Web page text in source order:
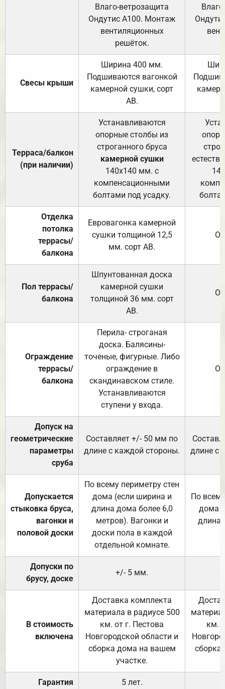
Влаго-ветрозащита
Ондутис А100. Монтаж
вентиляционных
решёток.
Свесы крыши
Ширина 400 мм.
Подшиваются вагонкой
камерной сушки, сорт
АВ.
Терраса/балкон
(при наличии)
Устанавливаются
опорные столбы из
строганного бруса
камерной сушки
140х140 мм. с
компенсационными
болтами под усадку.
Отделка
потолка
террасы/
балкона
Евровагонка камерной
сушки толщиной 12,5
мм. сорт АВ.
Пол террасы/
балкона
Шпунтованная доска
камерной сушки
толщиной 36 мм. сорт
АВ.
Ограждение
террасы/
балкона
Перила- строганая
доска. Балясины-
точеные, фигурные. Либо
ограждение в
скандинавском стиле.
Устанавливаются
ступени у входа.
Допуск на
геометрические
параметры
сруба
Составляет +/- 50 мм по
длине с каждой стороны.
длине с
Допускается
стыковка бруса,
вагонки и
половой доски
По всему периметру стен
дома (если ширина и
длина дома более 6,0
метров). Вагонки и
доски пола в каждой
отдельной комнате.
По
дома
длина
Допуски по
брусу, доске
+/- 5 мм.
В стоимость
включена
Доставка комплекта
материала в радиусе 500
км. от г. Пестова
Новгородской области и
сборка дома на вашем
участке.
км.
Гарантия 5 лет.